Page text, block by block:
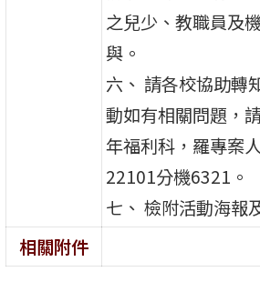
之兒少、教職員及
與。
六、 請各校協助轉
動如有相關問題，
年福利科，羅專案
22101分機6321。
七、 檢附活動海報
相關附件